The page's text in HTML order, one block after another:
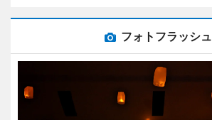
フォトフラッシュ